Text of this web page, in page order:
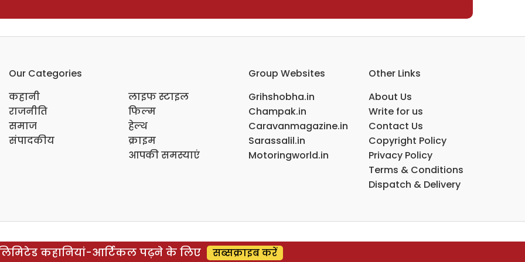
Our Categories
कहानी
राजनीति
समाज
संपादकीय
लाइफ स्टाइल
फिल्म
हेल्थ
क्राइम
आपकी समस्याएं
Group Websites
Grihshobha.in
Champak.in
Caravanmagazine.in
Sarassalil.in
Motoringworld.in
Other Links
About Us
Write for us
Contact Us
Copyright Policy
Privacy Policy
Terms & Conditions
Dispatch & Delivery
कहानियां-आर्टिकल पढ़ने के लिए सब्सक्राइब करें